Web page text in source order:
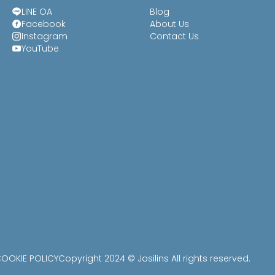
LINE OA
Facebook
Instagram
YouTube
Blog
About Us
Contact Us
POLICYCopyright 2024 © Josilins All rights reserved.